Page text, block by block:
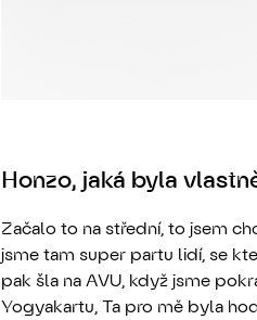
Honzo, jaká byla
Začalo to na střední, to jsem
jsme tam super partu lidí, se
pak šla na AVU, když jsme
Yogyakartu, Ta pro mě byla